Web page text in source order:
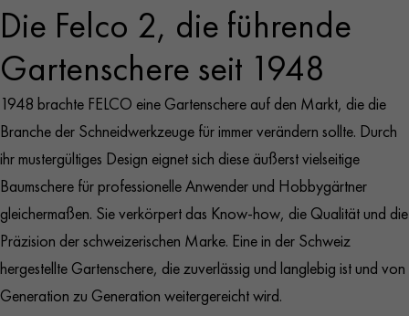
Die Felco 2, die führende
Gartenschere seit 1948
1948 brachte FELCO eine Gartenschere auf den Markt, die die
Branche der Schneidwerkzeuge für immer verändern sollte. Durch
ihr mustergültiges Design eignet sich diese äußerst vielseitige
Baumschere für professionelle Anwender und Hobbygärtner
gleichermaßen. Sie verkörpert das Know-how, die Qualität und die
Präzision der schweizerischen Marke. Eine in der Schweiz
hergestellte Gartenschere, die zuverlässig und langlebig ist und von
Generation zu Generation weitergereicht wird.